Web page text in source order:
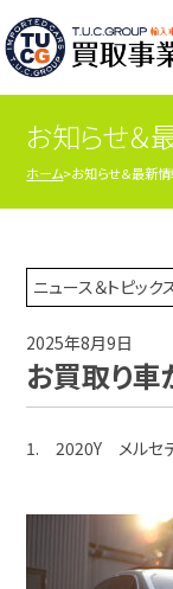
TUCのカンタ
査定の注意
TUCの買取
店舗紹介
お知らせ＆
ホーム お知らせ＆最新
ニュース＆トピック
2025年8月9日
お買取り車
1. 2020Y メルセ